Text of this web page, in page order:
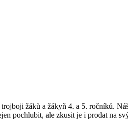
žáků a žákyň 4. a 5. ročníků.
pochlubit, ale zkusit je i prodat na